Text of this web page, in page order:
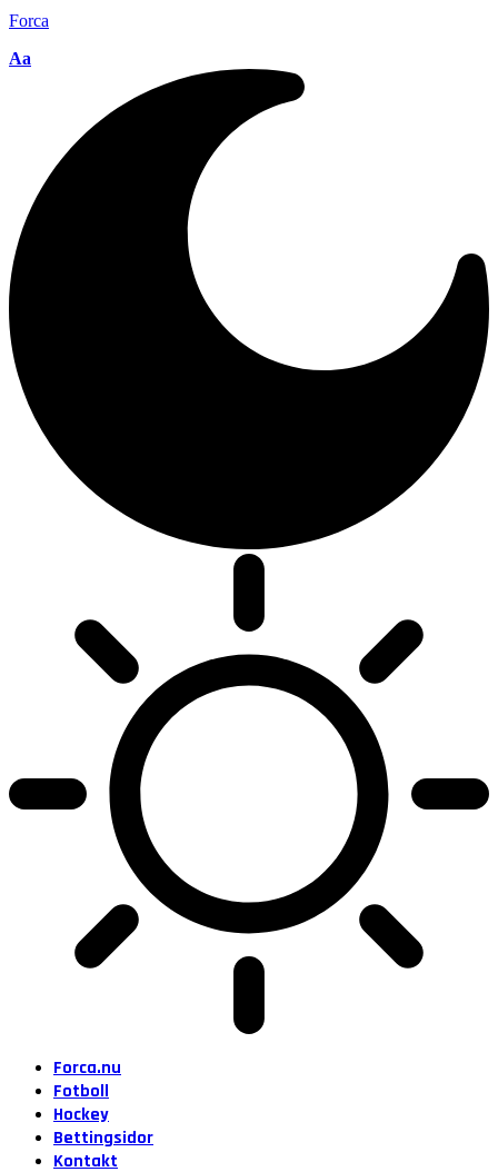
Forca
Aa
Forca.nu
Fotboll
Hockey
Bettingsidor
Kontakt